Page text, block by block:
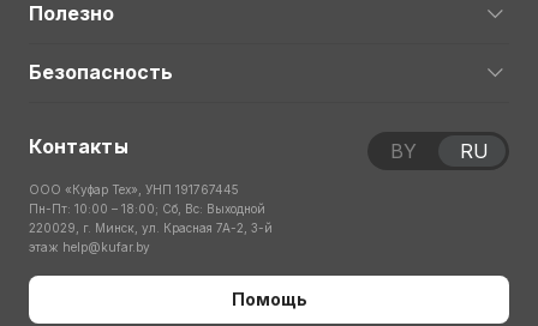
Полезно
Безопасность
Контакты
ООО «Куфар Тех», УНП 191767445
Пн-Пт: 10:00 – 18:00; Сб, Вс: Выходной
220029, г. Минск, ул. Красная 7А-2, 3-й
этаж help@kufar.by
Помощь
BY RU